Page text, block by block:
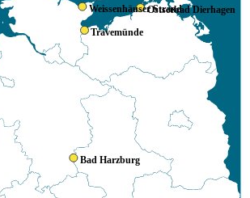
Bad Harzburg
Ostseebad Dierhagen
Travemünde
Weissenhäuser Strand